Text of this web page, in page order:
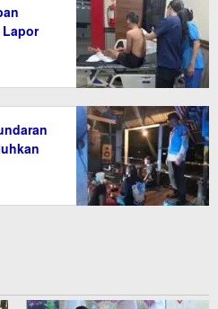
Lapor